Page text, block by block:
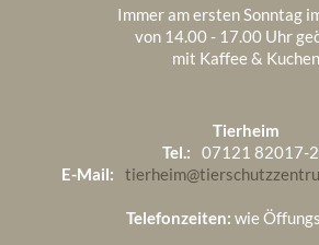
Immer am ersten Sonntag
von 14.00 - 17.00 Uhr
mit Kaffee & Kuchen
Tierheim
Tel.:
07121 82017-
E-Mail:
Telefonzeiten: wie